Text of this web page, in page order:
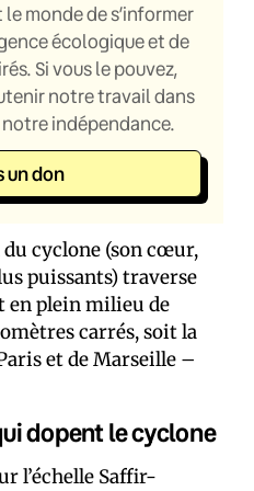
monde de s’informer
écologique et de
Si vous le pouvez,
notre travail dans
indépendance.
un don
cyclone (son cœur,
puissants) traverse
plein milieu de
carrés, soit la
et de Marseille –
dopent le cyclone
l’échelle Saffir-